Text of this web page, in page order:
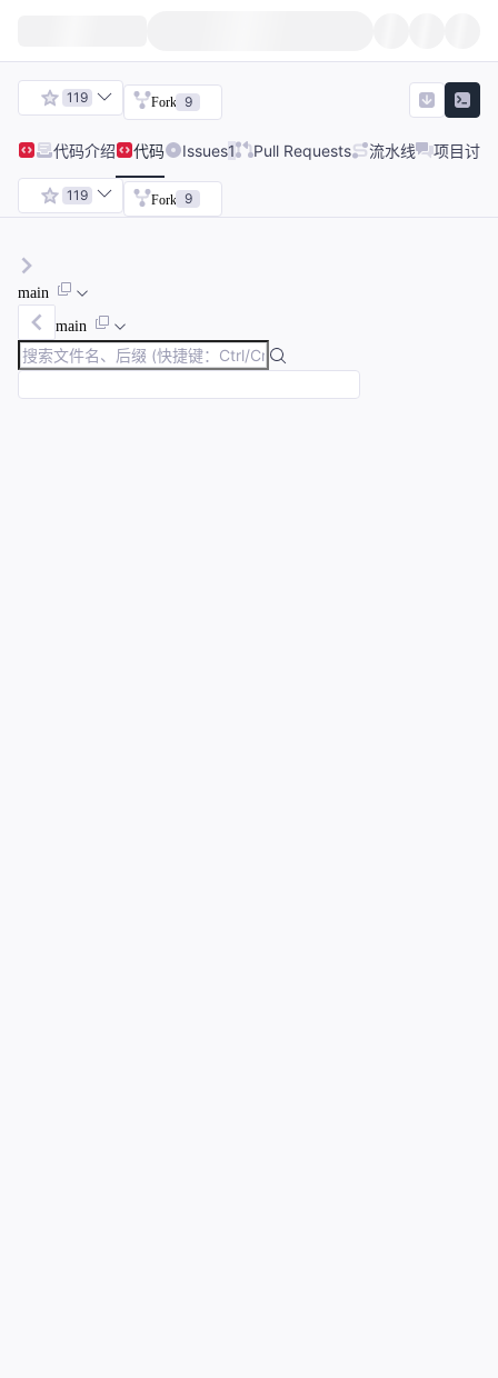
119 Fork 9
代码介绍 代码 Issues1 Pull Requests 流水线 项目讨论
119 Fork 9
main
main